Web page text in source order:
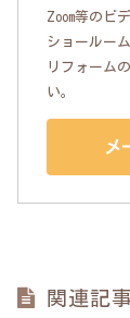
Zoom等のビ
ショールー
リフォーム
い。
メ
関連記